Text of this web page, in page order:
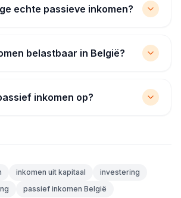
echte passieve inkomen?
belastbaar in België?
inkomen op?
inkomen uit kapitaal
investering
passief inkomen België